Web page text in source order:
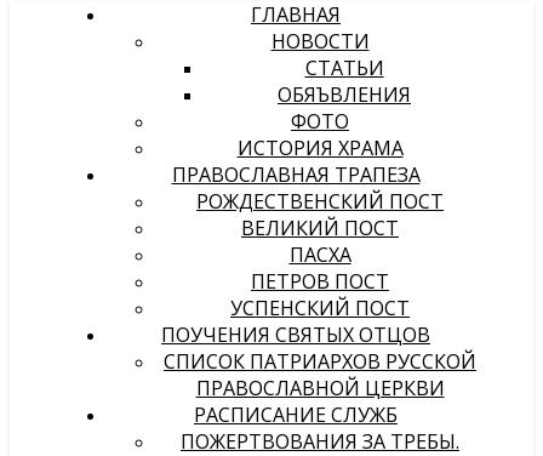
ГЛАВНАЯ
НОВОСТИ
СТАТЬИ
ОБЯЪВЛЕНИЯ
ФОТО
ИСТОРИЯ ХРАМА
ПРАВОСЛАВНАЯ ТРАПЕЗА
РОЖДЕСТВЕНСКИЙ ПОСТ
ВЕЛИКИЙ ПОСТ
ПАСХА
ПЕТРОВ ПОСТ
УСПЕНСКИЙ ПОСТ
ПОУЧЕНИЯ СВЯТЫХ ОТЦОВ
СПИСОК ПАТРИАРХОВ РУССКОЙ
ПРАВОСЛАВНОЙ ЦЕРКВИ
РАСПИСАНИЕ СЛУЖБ
ПОЖЕРТВОВАНИЯ ЗА ТРЕБЫ.